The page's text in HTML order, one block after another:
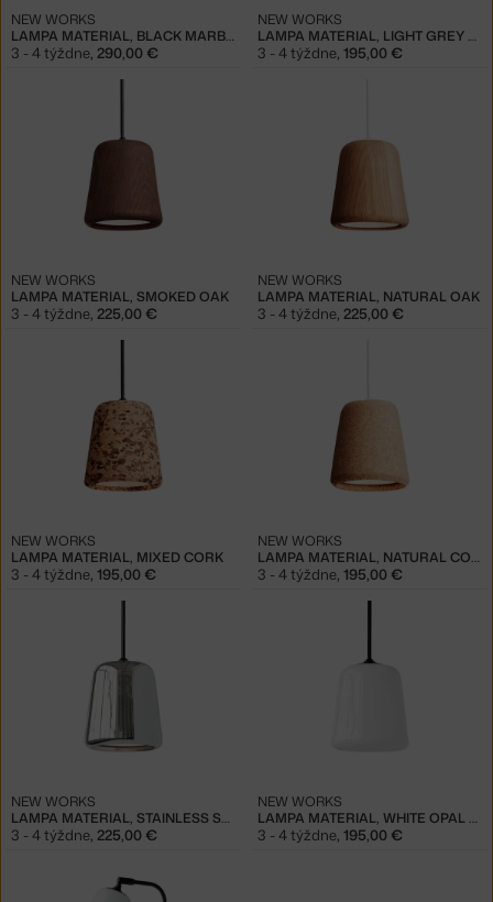
LAMPA MATERIAL, BLACK MARBLE
NEW WORKS
3 - 4 týždne, 290,00 €
LAMPA MATERIAL, LIGHT GREY CONCRETE
NEW WORKS
3 - 4 týždne, 195,00 €
LAMPA MATERIAL, SMOKED OAK
NEW WORKS
3 - 4 týždne, 225,00 €
LAMPA MATERIAL, NATURAL OAK
NEW WORKS
3 - 4 týždne, 225,00 €
LAMPA MATERIAL, MIXED CORK
NEW WORKS
3 - 4 týždne, 195,00 €
LAMPA MATERIAL, NATURAL CORK
NEW WORKS
3 - 4 týždne, 195,00 €
LAMPA MATERIAL, STAINLESS STEEL
NEW WORKS
3 - 4 týždne 225,00 €
LAMPA MATERIAL, WHITE OPAL GLASS
NEW WORKS
3 - 4 týždne 195,00 €